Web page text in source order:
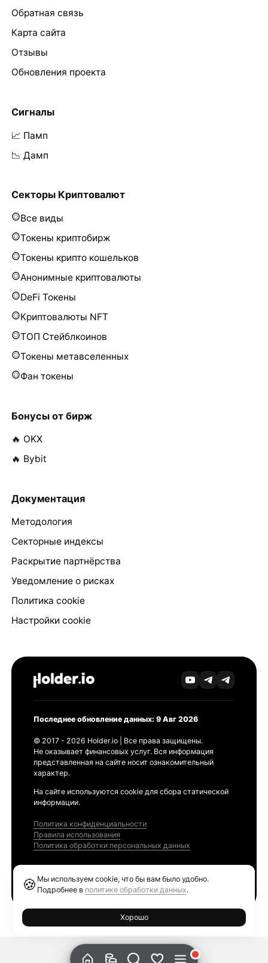
Обратная связь
Карта сайта
Отзывы
Обновления проекта
Сигналы
📈 Памп
📉 Дамп
Секторы Криптовалют
Все виды
Токены криптобирж
Токены крипто кошельков
Анонимные криптовалюты
DeFi Токены
Криптовалюты NFT
ТОП Стейблкоинов
Токены метавселенных
Фан токены
Бонусы от бирж
🔥 OKX
🔥 Bybit
Документация
Методология
Секторные индексы
Раскрытие партнёрства
Уведомление о рисках
Политика cookie
Настройки cookie
Последнее обновление данных: 9 Авг 2026
© 2017 - 2026 Holder.io | Все права защищены.
Не оказывает финансовых услуг. Вся информация
представленная на сайте носит ознакомительный
характер.
На сайте используются cookie для сбора статической
информации.
Политика конфиденциальности
Правила использования
Политика обработки персональных данных
🍪 Мы используем cookie, что бы вам было удобно.
Подробнее в политике обработки данных.
Хорошо
Ethereum GAS Tracker